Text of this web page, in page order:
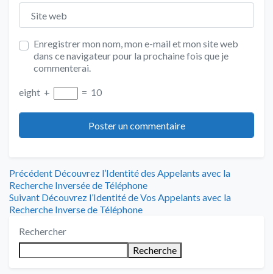
Site web
Enregistrer mon nom, mon e-mail et mon site web
dans ce navigateur pour la prochaine fois que je
commenterai.
eight + = 10
Navigation
de
l’article
Précédent Article
précédent
:
Découvrez l’Identité des Appelants avec la
Recherche Inversée de Téléphone
Suivant Article
suivant
Découvrez l’Identité de Vos Appelants avec la
Recherche Inverse de Téléphone
Rechercher
Recherche